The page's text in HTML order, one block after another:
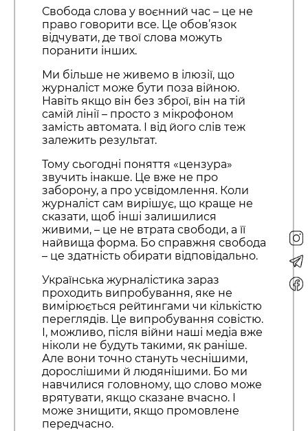
Свобода слова у воєнний час – це не
право говорити все. Це обов’язок
відчувати, де твої слова можуть
поранити інших.
Ми більше не живемо в ілюзії, що
журналіст може бути поза війною.
Навіть якщо він без зброї, він на тій
самій лінії – просто з мікрофоном
замість автомата. І від його слів теж
залежить результат.
Тому сьогодні поняття «цензура»
звучить інакше. Це вже не про
заборону, а про усвідомлення. Коли
журналіст сам вирішує, що краще не
сказати, щоб інші залишилися
живими, – це не втрата свободи, а її
найвища форма. Бо справжня свобода
– це здатність обирати відповідально.
Українська журналістика зараз
проходить випробування, яке не
вимірюється рейтингами чи кількістю
переглядів. Це випробування совістю.
І, можливо, після війни наші медіа вже
ніколи не будуть такими, як раніше.
Але вони точно стануть чеснішими,
дорослішими й людянішими. Бо ми
навчилися головному, що слово може
врятувати, якщо сказане вчасно. І
може знищити, якщо промовлене
передчасно.